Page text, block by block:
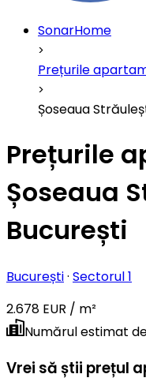
SonarHome
Prețurile
Șoseaua
Prețurile
Șoseaua
București
București· Sectorul 1
2.678 EUR / m²
Numărul estimat
Vrei să știi prețul